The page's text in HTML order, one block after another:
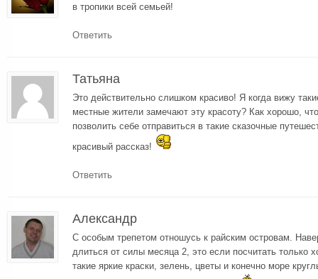
в тропики всей семьей!
Ответить
Татьяна
Это действительно слишком красиво! Я когда вижу
местные жители замечают эту красоту? Как хорошо,
позволить себе отправиться в такие сказочные
красивый рассказ!
Ответить
Александр
С особым трепетом отношусь к райским островам.
длиться от силы месяца 2, это если посчитать только
такие яркие краски, зелень, цветы и конечно море